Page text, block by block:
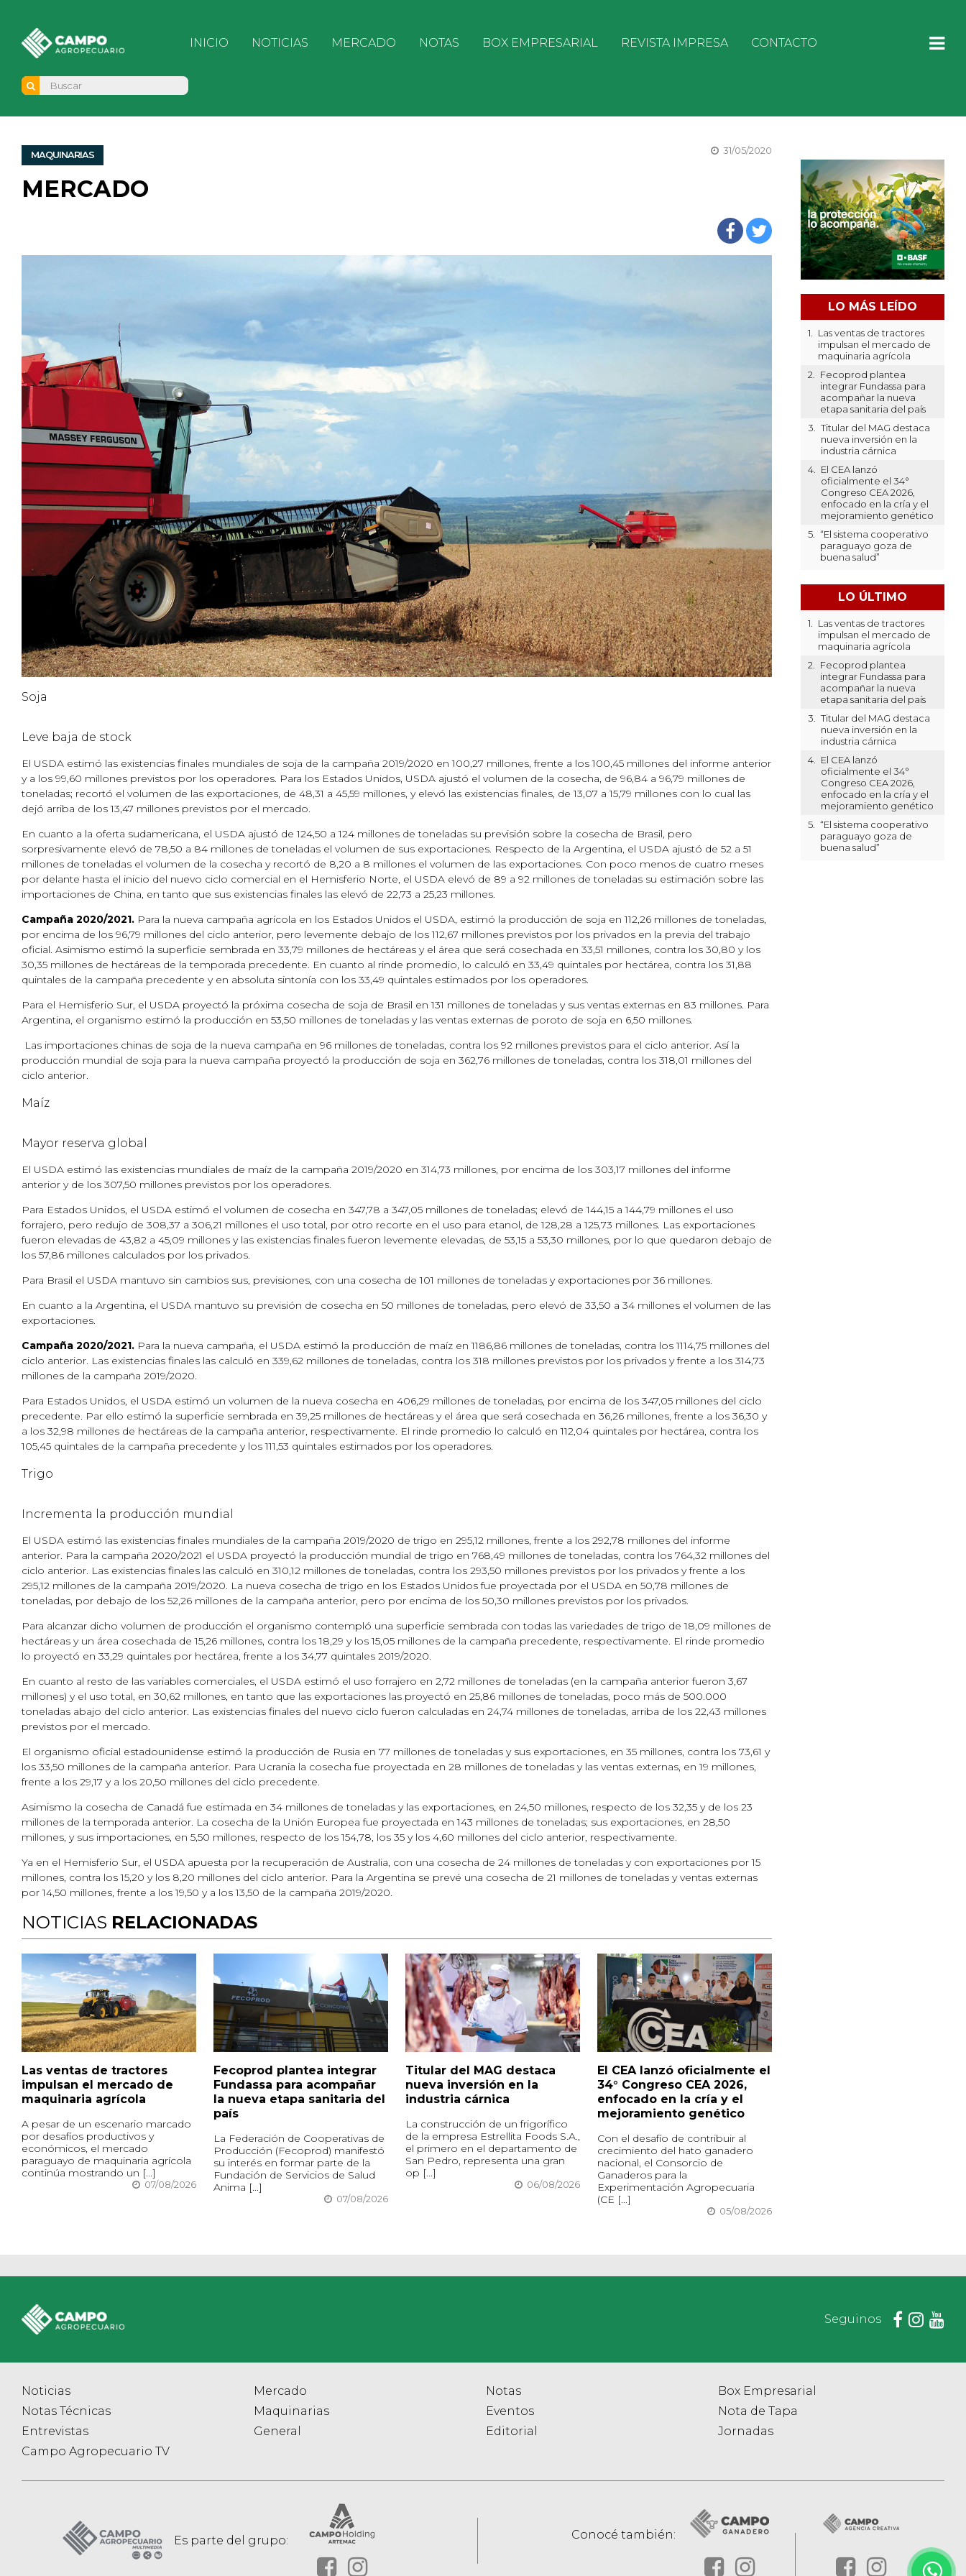
INICIO NOTICIAS MERCADO NOTAS BOX EMPRESARIAL REVISTA IMPRESA CONTACTO
MAQUINARIAS 31/05/2020
MERCADO
Soja
Leve baja de stock
El USDA estimó las existencias finales mundiales de soja de la campaña 2019/2020 en 100,27 millones, frente a los 100,45 millones del informe anterior
y a los 99,60 millones previstos por los operadores. Para los Estados Unidos, USDA ajustó el volumen de la cosecha, de 96,84 a 96,79 millones de
toneladas; recortó el volumen de las exportaciones, de 48,31 a 45,59 millones, y elevó las existencias finales, de 13,07 a 15,79 millones con lo cual las
dejó arriba de los 13,47 millones previstos por el mercado.
En cuanto a la oferta sudamericana, el USDA ajustó de 124,50 a 124 millones de toneladas su previsión sobre la cosecha de Brasil, pero
sorpresivamente elevó de 78,50 a 84 millones de toneladas el volumen de sus exportaciones. Respecto de la Argentina, el USDA ajustó de 52 a 51
millones de toneladas el volumen de la cosecha y recortó de 8,20 a 8 millones el volumen de las exportaciones. Con poco menos de cuatro meses
por delante hasta el inicio del nuevo ciclo comercial en el Hemisferio Norte, el USDA elevó de 89 a 92 millones de toneladas su estimación sobre las
importaciones de China, en tanto que sus existencias finales las elevó de 22,73 a 25,23 millones.
Campaña 2020/2021. Para la nueva campaña agrícola en los Estados Unidos el USDA, estimó la producción de soja en 112,26 millones de toneladas,
por encima de los 96,79 millones del ciclo anterior, pero levemente debajo de los 112,67 millones previstos por los privados en la previa del trabajo
oficial. Asimismo estimó la superficie sembrada en 33,79 millones de hectáreas y el área que será cosechada en 33,51 millones, contra los 30,80 y los
30,35 millones de hectáreas de la temporada precedente. En cuanto al rinde promedio, lo calculó en 33,49 quintales por hectárea, contra los 31,88
quintales de la campaña precedente y en absoluta sintonía con los 33,49 quintales estimados por los operadores.
Para el Hemisferio Sur, el USDA proyectó la próxima cosecha de soja de Brasil en 131 millones de toneladas y sus ventas externas en 83 millones. Para
Argentina, el organismo estimó la producción en 53,50 millones de toneladas y las ventas externas de poroto de soja en 6,50 millones.
Las importaciones chinas de soja de la nueva campaña en 96 millones de toneladas, contra los 92 millones previstos para el ciclo anterior. Así la
producción mundial de soja para la nueva campaña proyectó la producción de soja en 362,76 millones de toneladas, contra los 318,01 millones del
ciclo anterior.
Maíz
Mayor reserva global
El USDA estimó las existencias mundiales de maíz de la campaña 2019/2020 en 314,73 millones, por encima de los 303,17 millones del informe
anterior y de los 307,50 millones previstos por los operadores.
Para Estados Unidos, el USDA estimó el volumen de cosecha en 347,78 a 347,05 millones de toneladas; elevó de 144,15 a 144,79 millones el uso
forrajero, pero redujo de 308,37 a 306,21 millones el uso total, por otro recorte en el uso para etanol, de 128,28 a 125,73 millones. Las exportaciones
fueron elevadas de 43,82 a 45,09 millones y las existencias finales fueron levemente elevadas, de 53,15 a 53,30 millones, por lo que quedaron debajo de
los 57,86 millones calculados por los privados.
Para Brasil el USDA mantuvo sin cambios sus, previsiones, con una cosecha de 101 millones de toneladas y exportaciones por 36 millones.
En cuanto a la Argentina, el USDA mantuvo su previsión de cosecha en 50 millones de toneladas, pero elevó de 33,50 a 34 millones el volumen de las
exportaciones.
Campaña 2020/2021. Para la nueva campaña, el USDA estimó la producción de maíz en 1186,86 millones de toneladas, contra los 1114,75 millones del
ciclo anterior. Las existencias finales las calculó en 339,62 millones de toneladas, contra los 318 millones previstos por los privados y frente a los 314,73
millones de la campaña 2019/2020.
Para Estados Unidos, el USDA estimó un volumen de la nueva cosecha en 406,29 millones de toneladas, por encima de los 347,05 millones del ciclo
precedente. Par ello estimó la superficie sembrada en 39,25 millones de hectáreas y el área que será cosechada en 36,26 millones, frente a los 36,30 y
a los 32,98 millones de hectáreas de la campaña anterior, respectivamente. El rinde promedio lo calculó en 112,04 quintales por hectárea, contra los
105,45 quintales de la campaña precedente y los 111,53 quintales estimados por los operadores.
Trigo
Incrementa la producción mundial
El USDA estimó las existencias finales mundiales de la campaña 2019/2020 de trigo en 295,12 millones, frente a los 292,78 millones del informe
anterior. Para la campaña 2020/2021 el USDA proyectó la producción mundial de trigo en 768,49 millones de toneladas, contra los 764,32 millones del
ciclo anterior. Las existencias finales las calculó en 310,12 millones de toneladas, contra los 293,50 millones previstos por los privados y frente a los
295,12 millones de la campaña 2019/2020. La nueva cosecha de trigo en los Estados Unidos fue proyectada por el USDA en 50,78 millones de
toneladas, por debajo de los 52,26 millones de la campaña anterior, pero por encima de los 50,30 millones previstos por los privados.
Para alcanzar dicho volumen de producción el organismo contempló una superficie sembrada con todas las variedades de trigo de 18,09 millones de
hectáreas y un área cosechada de 15,26 millones, contra los 18,29 y los 15,05 millones de la campaña precedente, respectivamente. El rinde promedio
lo proyectó en 33,29 quintales por hectárea, frente a los 34,77 quintales 2019/2020.
En cuanto al resto de las variables comerciales, el USDA estimó el uso forrajero en 2,72 millones de toneladas (en la campaña anterior fueron 3,67
millones) y el uso total, en 30,62 millones, en tanto que las exportaciones las proyectó en 25,86 millones de toneladas, poco más de 500.000
toneladas abajo del ciclo anterior. Las existencias finales del nuevo ciclo fueron calculadas en 24,74 millones de toneladas, arriba de los 22,43 millones
previstos por el mercado.
El organismo oficial estadounidense estimó la producción de Rusia en 77 millones de toneladas y sus exportaciones, en 35 millones, contra los 73,61 y
los 33,50 millones de la campaña anterior. Para Ucrania la cosecha fue proyectada en 28 millones de toneladas y las ventas externas, en 19 millones,
frente a los 29,17 y a los 20,50 millones del ciclo precedente.
Asimismo la cosecha de Canadá fue estimada en 34 millones de toneladas y las exportaciones, en 24,50 millones, respecto de los 32,35 y de los 23
millones de la temporada anterior. La cosecha de la Unión Europea fue proyectada en 143 millones de toneladas; sus exportaciones, en 28,50
millones, y sus importaciones, en 5,50 millones, respecto de los 154,78, los 35 y los 4,60 millones del ciclo anterior, respectivamente.
Ya en el Hemisferio Sur, el USDA apuesta por la recuperación de Australia, con una cosecha de 24 millones de toneladas y con exportaciones por 15
millones, contra los 15,20 y los 8,20 millones del ciclo anterior. Para la Argentina se prevé una cosecha de 21 millones de toneladas y ventas externas
por 14,50 millones, frente a los 19,50 y a los 13,50 de la campaña 2019/2020.
NOTICIAS RELACIONADAS
Las ventas de tractores
impulsan el mercado de
maquinaria agrícola
A pesar de un escenario marcado
por desafíos productivos y
económicos, el mercado
paraguayo de maquinaria agrícola
continúa mostrando un [...]
07/08/2026
Fecoprod plantea integrar
Fundassa para acompañar
la nueva etapa sanitaria del
país
La Federación de Cooperativas de
Producción (Fecoprod) manifestó
su interés en formar parte de la
Fundación de Servicios de Salud
Anima [...]
07/08/2026
Titular del MAG destaca
nueva inversión en la
industria cárnica
La construcción de un frigorífico
de la empresa Estrellita Foods S.A.,
el primero en el departamento de
San Pedro, representa una gran
op [...]
06/08/2026
El CEA lanzó oficialmente el
34° Congreso CEA 2026,
enfocado en la cría y el
mejoramiento genético
Con el desafío de contribuir al
crecimiento del hato ganadero
nacional, el Consorcio de
Ganaderos para la
Experimentación Agropecuaria
(CE [...]
05/08/2026
LO MÁS LEÍDO
1.
Las ventas de tractores
impulsan el mercado de
maquinaria agrícola
2.
Fecoprod plantea
integrar Fundassa para
acompañar la nueva
etapa sanitaria del país
3.
Titular del MAG destaca
nueva inversión en la
industria cárnica
4.
El CEA lanzó
oficialmente el 34°
Congreso CEA 2026,
enfocado en la cría y el
mejoramiento genético
5.
“El sistema cooperativo
paraguayo goza de
buena salud”
LO ÚLTIMO
1.
Las ventas de tractores
impulsan el mercado de
maquinaria agrícola
2.
Fecoprod plantea
integrar Fundassa para
acompañar la nueva
etapa sanitaria del país
3.
Titular del MAG destaca
nueva inversión en la
industria cárnica
4.
El CEA lanzó
oficialmente el 34°
Congreso CEA 2026,
enfocado en la cría y el
mejoramiento genético
5.
“El sistema cooperativo
paraguayo goza de
buena salud”
Seguinos
Noticias Mercado Notas
Box Empresarial
Notas Técnicas
Maquinarias Eventos
Nota de Tapa
Entrevistas
General Editorial
Jornadas
Campo Agropecuario TV
Es parte del grupo: Conocé también: